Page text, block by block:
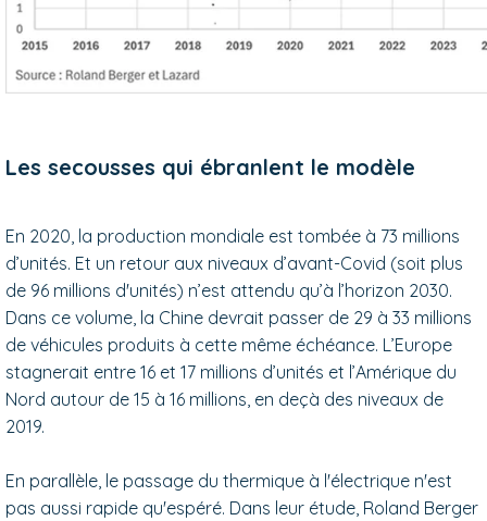
Les secousses qui ébranlent le modèle
En 2020, la production mondiale est tombée à 73 millions
d’unités. Et un retour aux niveaux d’avant-Covid (soit plus
de 96 millions d'unités) n’est attendu qu’à l’horizon 2030.
Dans ce volume, la Chine devrait passer de 29 à 33 millions
de véhicules produits à cette même échéance. L’Europe
stagnerait entre 16 et 17 millions d’unités et l’Amérique du
Nord autour de 15 à 16 millions, en deçà des niveaux de
2019.
En parallèle, le passage du thermique à l'électrique n'est
pas aussi rapide qu'espéré. Dans leur étude, Roland Berger